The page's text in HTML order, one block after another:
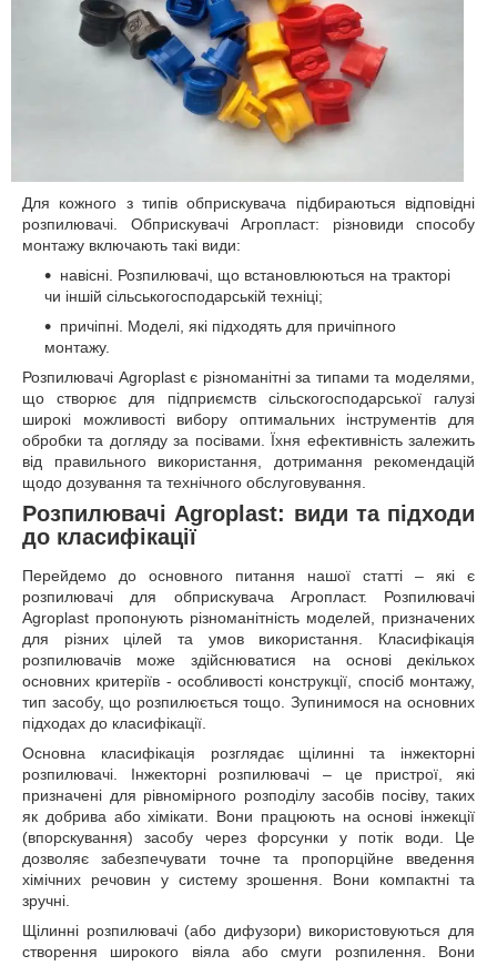
Для кожного з типів обприскувача підбираються відповідні
розпилювачі. Обприскувачі Агропласт: різновиди способу
монтажу включають такі види:
навісні. Розпилювачі, що встановлюються на тракторі
чи іншій сільськогосподарській техніці;
причіпні. Моделі, які підходять для причіпного
монтажу.
Розпилювачі Agroplast є різноманітні за типами та моделями,
що створює для підприємств сільскогосподарської галузі
широкі можливості вибору оптимальних інструментів для
обробки та догляду за посівами. Їхня ефективність залежить
від правильного використання, дотримання рекомендацій
щодо дозування та технічного обслуговування.
Розпилювачі Agroplast: види та підходи
до класифікації
Перейдемо до основного питання нашої статті – які є
розпилювачі для обприскувача Агропласт. Розпилювачі
Agroplast пропонують різноманітність моделей, призначених
для різних цілей та умов використання. Класифікація
розпилювачів може здійснюватися на основі декількох
основних критеріїв - особливості конструкції, спосіб монтажу,
тип засобу, що розпилюється тощо. Зупинимося на основних
підходах до класифікації.
Основна класифікація розглядає щілинні та інжекторні
розпилювачі. Інжекторні розпилювачі – це пристрої, які
призначені для рівномірного розподілу засобів посіву, таких
як добрива або хімікати. Вони працюють на основі інжекції
(впорскування) засобу через форсунки у потік води. Це
дозволяє забезпечувати точне та пропорційне введення
хімічних речовин у систему зрошення. Вони компактні та
зручні.
Щілинні розпилювачі (або дифузори) використовуються для
створення широкого віяла або смуги розпилення. Вони